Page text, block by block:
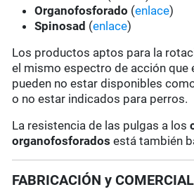
Organofosforado (enlace)
Spinosad (enlace)
Los productos aptos para la
el mismo espectro de acción que
pueden no estar disponibles
o no estar indicados para perros.
La resistencia de las pulgas a los
organofosforados está también
FABRICACIÓN y